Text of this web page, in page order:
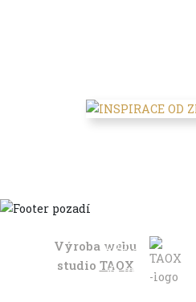
Výroba webu
studio TAOX
Domů
Ve městě